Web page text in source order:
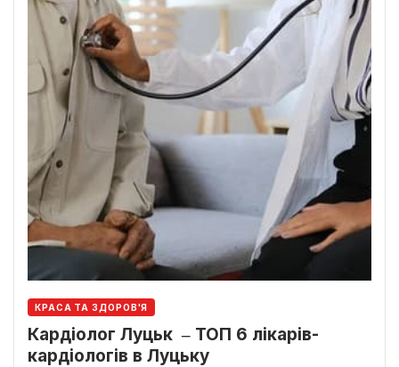
КРАСА ТА ЗДОРОВ'Я
Кардіолог Луцьк ‒ ТОП 6 лікарів-
кардіологів в Луцьку